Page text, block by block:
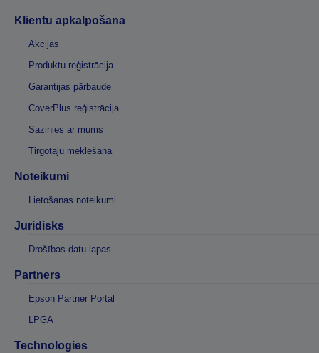
Klientu apkalpošana
Akcijas
Produktu reģistrācija
Garantijas pārbaude
CoverPlus reģistrācija
Sazinies ar mums
Tirgotāju meklēšana
Noteikumi
Lietošanas noteikumi
Juridisks
Drošības datu lapas
Partners
Epson Partner Portal
LPGA
Technologies